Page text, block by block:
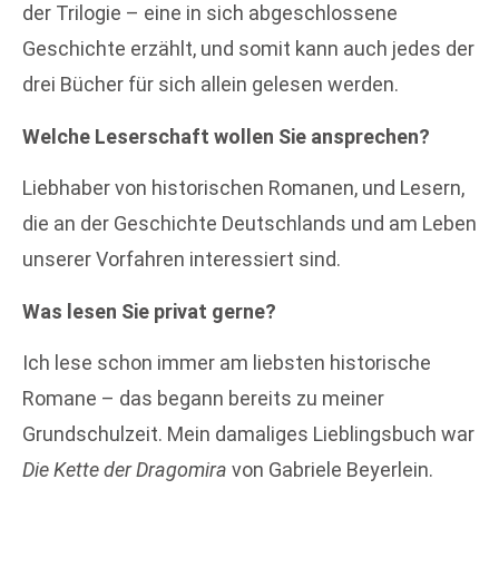
der Trilogie – eine in sich abgeschlossene
Geschichte erzählt, und somit kann auch jedes der
drei Bücher für sich allein gelesen werden.
Welche Leserschaft wollen Sie ansprechen?
Liebhaber von historischen Romanen, und Lesern,
die an der Geschichte Deutschlands und am Leben
unserer Vorfahren interessiert sind.
Was lesen Sie privat gerne?
Ich lese schon immer am liebsten historische
Romane – das begann bereits zu meiner
Grundschulzeit. Mein damaliges Lieblingsbuch war
Die Kette der Dragomira von Gabriele Beyerlein.